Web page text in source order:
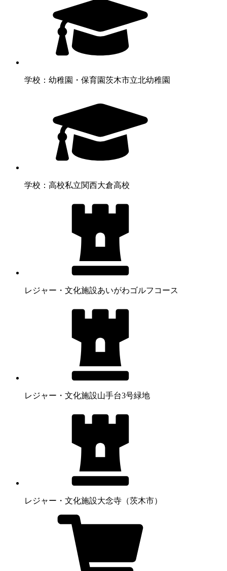
学校：幼稚園・保育園茨木市立北幼稚園
学校：高校私立関西大倉高校
レジャー・文化施設あいがわゴルフコース
レジャー・文化施設山手台3号緑地
レジャー・文化施設大念寺（茨木市）